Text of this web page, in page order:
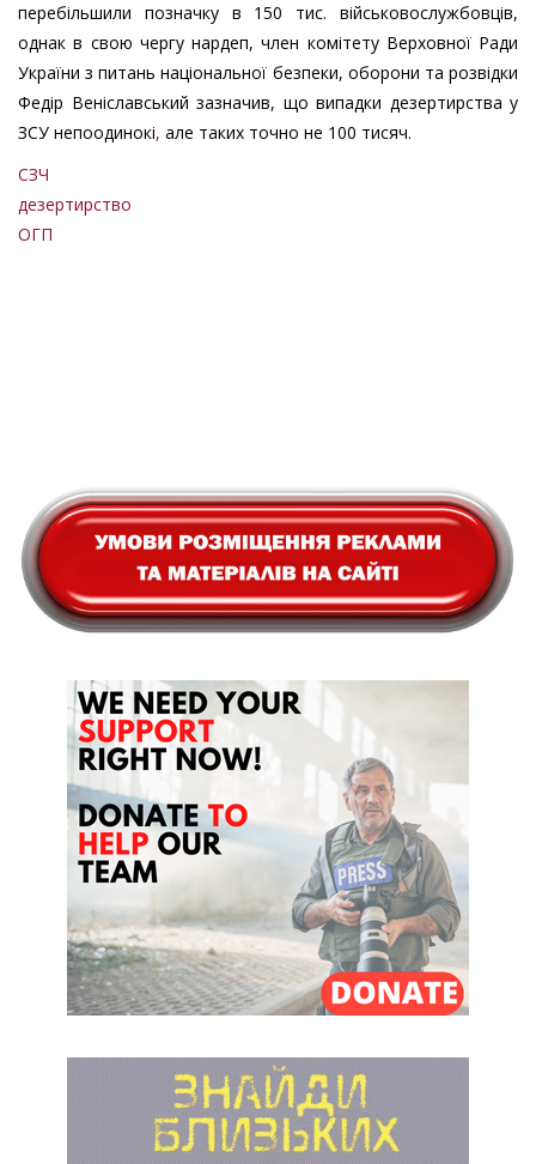
перебільшили позначку в 150 тис. військовослужбовців,
однак в свою чергу нардеп, член комітету Верховної Ради
України з питань національної безпеки, оборони та розвідки
Федір Веніславський зазначив, що випадки дезертирства у
ЗСУ непоодинокі, але таких точно не 100 тисяч.
СЗЧ
дезертирство
ОГП